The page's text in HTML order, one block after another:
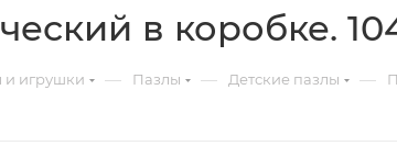
в коробке.
и игрушки — Пазлы — Детские пазлы —